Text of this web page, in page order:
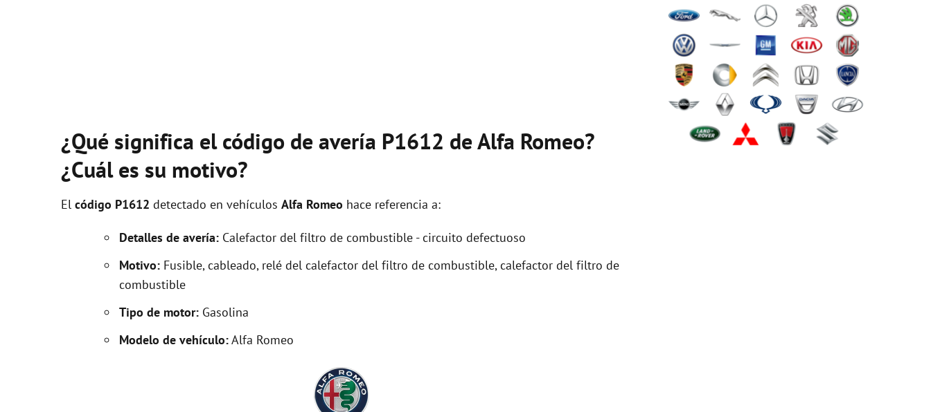
¿Qué significa el código de avería P1612 de Alfa Romeo?
¿Cuál es su motivo?
El código P1612 detectado en vehículos Alfa Romeo hace referencia a:
Detalles de avería: Calefactor del filtro de combustible - circuito defectuoso
Motivo: Fusible, cableado, relé del calefactor del filtro de combustible, calefactor del filtro de
combustible
Tipo de motor: Gasolina
Modelo de vehículo:Alfa Romeo